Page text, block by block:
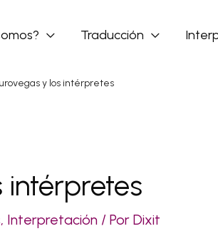
Traducción
y los intérpretes
intérpretes
, Interpretación / Por Dixit